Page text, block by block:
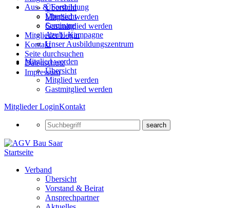
Übersicht
Mitglied werden
Gastmitglied werden
Mitglieder Login
Kontakt
Seite durchsuchen
Datenschutz
Impressum
Aus- & Fortbildung
Übersicht
Seminare
Azubi-Kampagne
Unser Ausbildungszentrum
Mitglied werden
Übersicht
Mitglied werden
Gastmitglied werden
Mitglieder LoginKontakt
Startseite
Verband
Übersicht
Vorstand & Beirat
Ansprechpartner